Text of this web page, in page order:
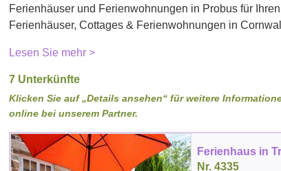
Ferienhäuser und Ferienwohnungen in Probus für
Ferienhäuser, Cottages & Ferienwohnungen in
Lesen Sie mehr >
7 Unterkünfte
Klicken Sie auf „Details ansehen“ für weitere
online bei unserem Partner.
Ferienhaus in
Nr. 4335